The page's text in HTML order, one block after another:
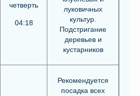
четверть
04:18
луковичных
культур.
Подстригание
деревьев и
кустарников
Рекомендуется
посадка всех